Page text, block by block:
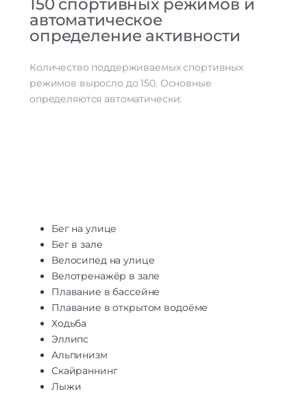
150 спортивных режимов и
автоматическое
определение активности
Количество поддерживаемых спортивных
режимов выросло до 150. Основные
определяются автоматически:
Бег на улице
Бег в зале
Велосипед на улице
Велотренажёр в зале
Плавание в бассейне
Плавание в открытом водоёме
Ходьба
Эллипс
Альпинизм
Скайраннинг
Лыжи